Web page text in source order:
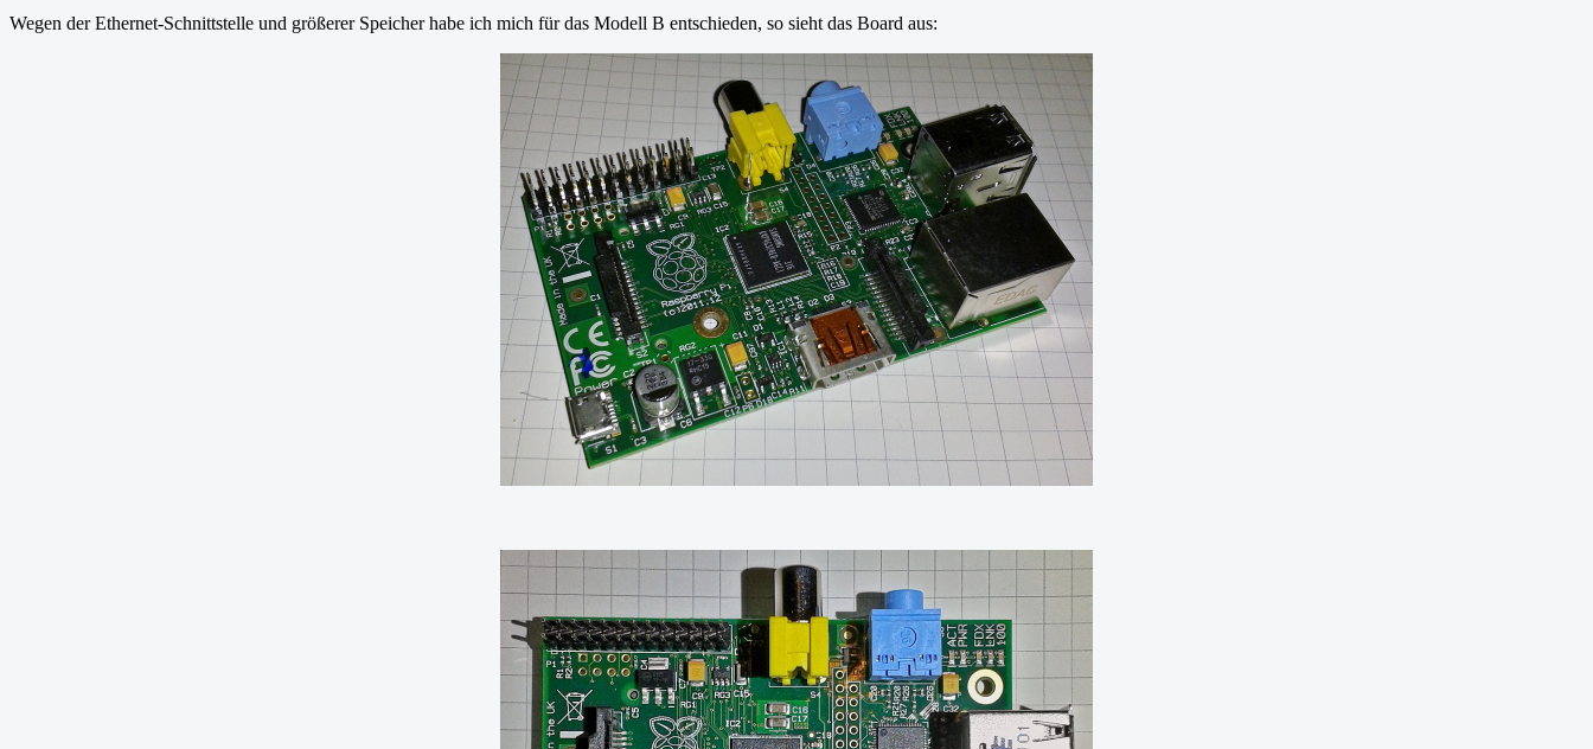
Wegen der Ethernet-Schnittstelle und größerer Speicher habe ich mich für das Modell B entschieden, so sieht das Board aus: